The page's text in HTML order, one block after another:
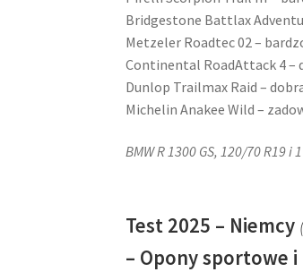
Bridgestone Battlax
Metzeler Roadtec 02 –
Continental RoadAttack 4 –
Dunlop Trailmax Raid –
Michelin Anakee Wild –
BMW R 1300 GS, 120/70 R19 i
Test 2025 – Niemcy
– Opony sportowe